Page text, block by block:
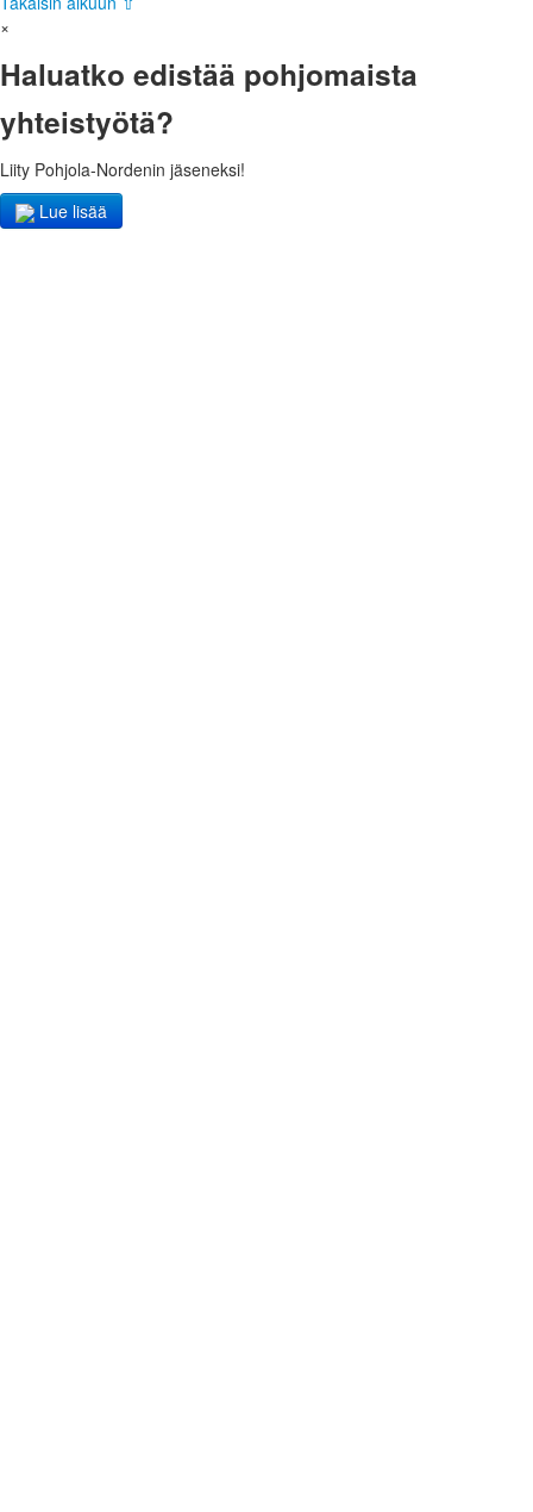
×
Haluatko edistää pohjomaista
yhteistyötä?
Liity Pohjola-Nordenin jäseneksi!
Lue lisää